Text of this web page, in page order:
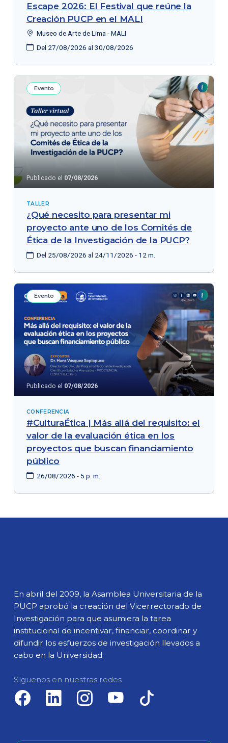
Escape 2026: El Festival que reúne la
Creación PUCP en el MALI
Museo de Arte de Lima - MALI
Del 27/08/2026 al 30/08/2026
Evento
Publicado el 07/08/2026
TALLER
¿Qué necesito para presentar mi
proyecto ante uno de los Comités de
Ética de la Investigación de la PUCP?
Del 25/08/2026 al 24/11/2026 - 12 m.
Evento
Publicado el 07/08/2026
CONFERENCIA
#CulturaÉtica | Más allá del requisito: el
valor de la evaluación ética en los
proyectos que buscan financiamiento
público
26/08/2026 - 5 p. m.
En abril del 2009, la Asamblea Universitaria de la
PUCP aprobó la creación del Vicerrectorado de
Investigación para que asumiera la tarea
institucional de incentivar, financiar, coordinar y
difundir los esfuerzos de investigación llevados a
cabo en la Universidad.
Síguenos en nuestras redes